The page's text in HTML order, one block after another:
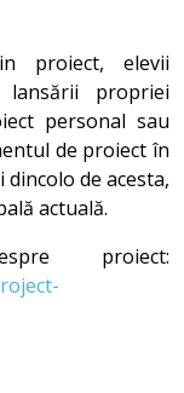
proiect, elevii
lansării propriei
personal sau
de proiect în
de acesta,
actuală.
proiect: